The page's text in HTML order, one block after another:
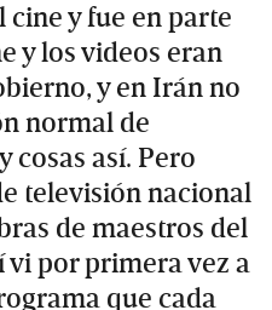
cine y fue en parte
y los videos eran
y en Irán no
normal de
cosas así. Pero
televisión nacional
de maestros del
vi por primera vez a
que cada